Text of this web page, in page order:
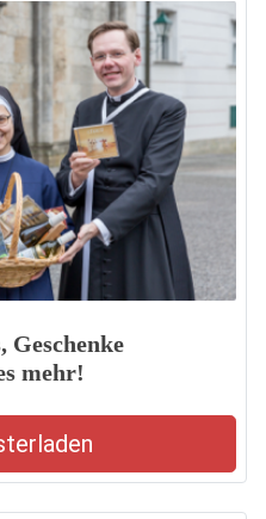
Geschenke
mehr!